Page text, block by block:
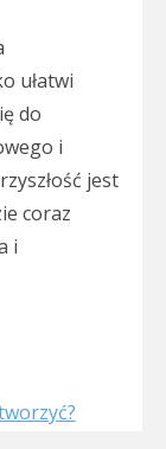
ułatwi
do
i
jest
coraz
i